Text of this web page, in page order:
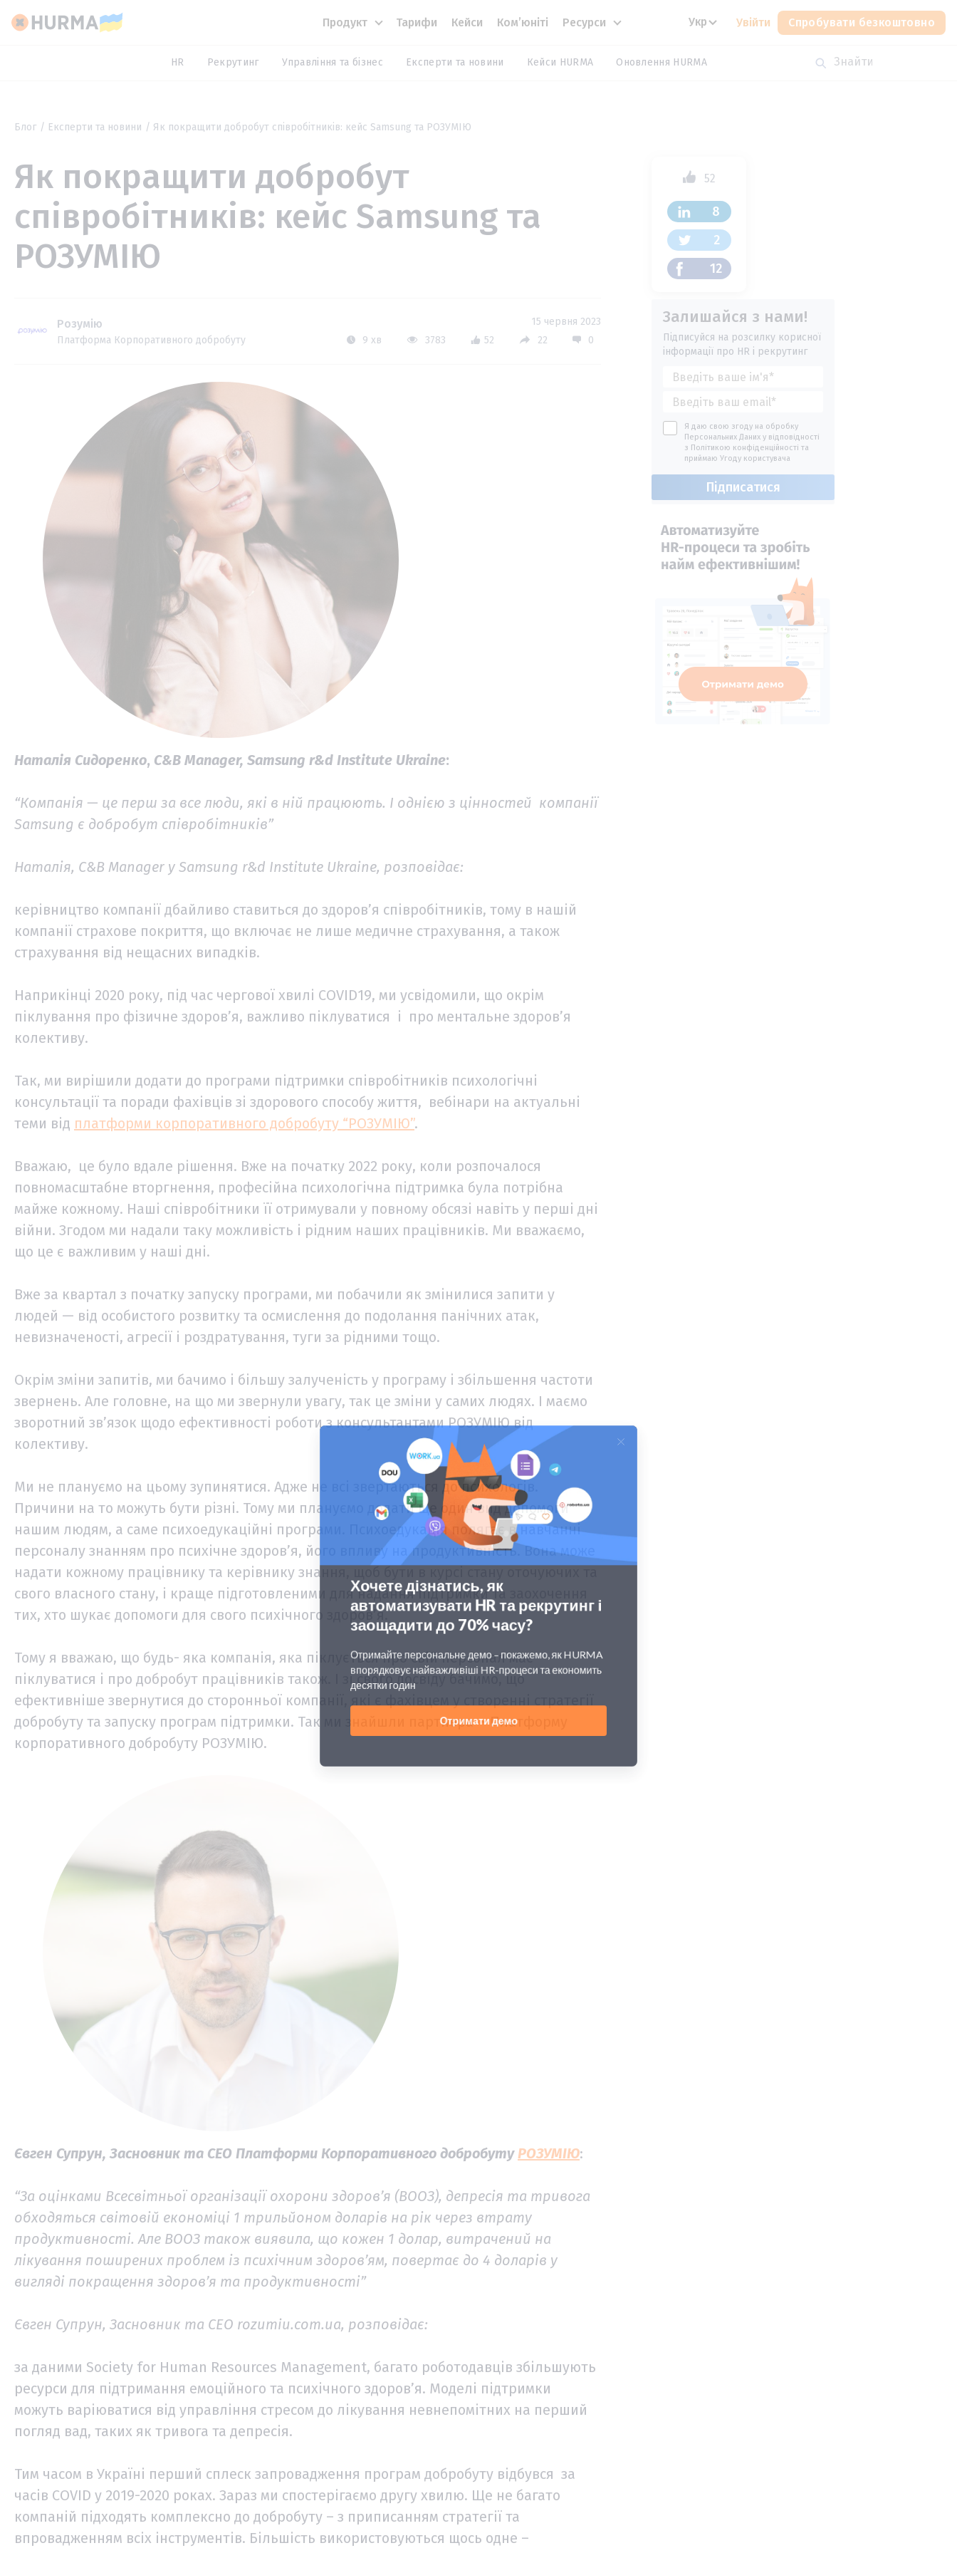
Продукт Тарифи Кейси Комʼюніті Ресурси Укр Увійти Спробувати безкоштовно
HR Рекрутинг Управління та бізнес Експерти та новини Кейси HURMA Оновлення HURMA
Блог Експерти та новини Як покращити добробут співробітників: кейс Samsung та РОЗУМІЮ
Як покращити добробут
співробітників: кейс Samsung та
РОЗУМІЮ
Розумію
Платформа Корпоративного добробуту
15 червня 2023
9 хв
3783 52 22 0
Наталія Сидоренко, C&B Manager, Samsung r&d Institute Ukraine:
“Компанія — це перш за все люди, які в ній працюють. І однією з цінностей компанії
Samsung є добробут співробітників”
Наталія, C&B Manager у Samsung r&d Institute Ukraine, розповідає:
керівництво компанії дбайливо ставиться до здоров’я співробітників, тому в нашій
компанії страхове покриття, що включає не лише медичне страхування, а також
страхування від нещасних випадків.
Наприкінці 2020 року, під час чергової хвилі COVID19, ми усвідомили, що окрім
піклування про фізичне здоров’я, важливо піклуватися і про ментальне здоров’я
колективу.
Так, ми вирішили додати до програми підтримки співробітників психологічні
консультації та поради фахівців зі здорового способу життя, вебінари на актуальні
теми від платформи корпоративного добробуту “РОЗУМІЮ”.
Вважаю, це було вдале рішення. Вже на початку 2022 року, коли розпочалося
повномасштабне вторгнення, професійна психологічна підтримка була потрібна
майже кожному. Наші співробітники її отримували у повному обсязі навіть у перші дні
війни. Згодом ми надали таку можливість і рідним наших працівників. Ми вважаємо,
що це є важливим у наші дні.
Вже за квартал з початку запуску програми, ми побачили як змінилися запити у
людей — від особистого розвитку та осмислення до подолання панічних атак,
невизначеності, агресії і роздратування, туги за рідними тощо.
Окрім зміни запитів, ми бачимо і більшу залученість у програму і збільшення частоти
звернень. Але головне, на що ми звернули увагу, так це зміни у самих людях. І маємо
зворотний зв’язок щодо ефективності роботи з консультантами РОЗУМІЮ від
колективу.
Ми не плануємо на цьому зупинятися. Адже не всі звертаються до психологів.
Причини на то можуть бути різні. Тому ми плануємо додати ще один вид допомоги
нашим людям, а саме психоедукаційні програми. Психоедукація полягає в навчанні
персоналу знанням про психічне здоров’я, його впливу на продуктивність. Вона може
надати кожному працівнику та керівнику знання, щоб бути в курсі стану оточуючих та
свого власного стану, і краще підготовленими для надання підтримки та заохочення
тих, хто шукає допомоги для свого психічного здоров’я.
Тому я вважаю, що будь- яка компанія, яка піклується про свій персонал має
піклуватися і про добробут працівників також. І зі свого досвіду бачимо, що
ефективніше звернутися до сторонньої компанії, які є фахівцем у створенні стратегії
добробуту та запуску програм підтримки. Так ми знайшли партнера - Платформу
корпоративного добробуту РОЗУМІЮ.
Євген Супрун, Засновник та СЕО Платформи Корпоративного добробутуРОЗУМІЮ:
“За оцінками Всесвітньої організації охорони здоров’я (ВООЗ), депресія та тривога
обходяться світовій економіці 1 трильйоном доларів на рік через втрату
продуктивності. Але ВООЗ також виявила, що кожен 1 долар, витрачений на
лікування поширених проблем із психічним здоров’ям, повертає до 4 доларів у
вигляді покращення здоров’я та продуктивності”
Євген Супрун, Засновник та СЕО rozumiu.com.ua, розповідає:
за даними Society for Human Resources Management, багато роботодавців збільшують
ресурси для підтримання емоційного та психічного здоров’я. Моделі підтримки
можуть варіюватися від управління стресом до лікування невнепомітних на перший
погляд вад, таких як тривога та депресія.
Тим часом в Україні перший сплеск запровадження програм добробуту відбувся за
часів COVID у 2019-2020 роках. Зараз ми спостерігаємо другу хвилю. Ще не багато
компаній підходять комплексно до добробуту – з приписанням стратегії та
впровадженням всіх інструментів. Більшість використовуються щось одне –
52
8
2
12
Залишайся з нами!
Підписуйся на розсилку корисної
інформації про HR і рекрутинг
Я даю свою згоду на обробку
Персональних Даних у відповідності
з Політикою конфіденційності та
приймаю Угоду користувача